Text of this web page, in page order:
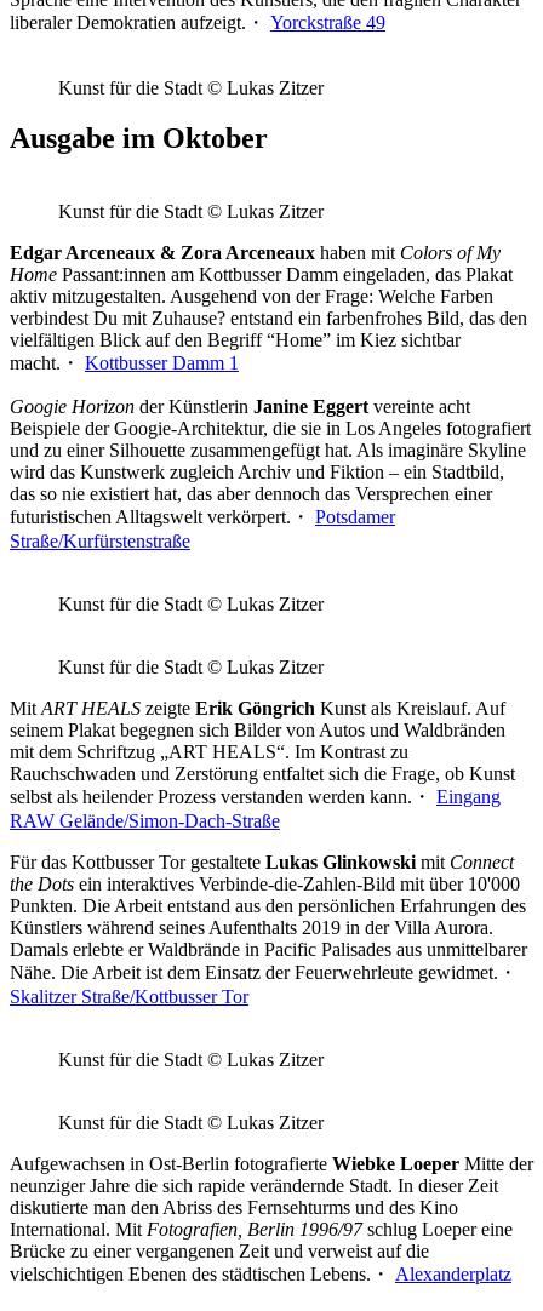
liberaler Demokratien aufzeigt.・ Yorckstraße 49
Kunst für die Stadt © Lukas Zitzer
Ausgabe im Oktober
Kunst für die Stadt © Lukas Zitzer
Edgar Arceneaux & Zora Arceneaux haben mit Colors of My
Home Passant:innen am Kottbusser Damm eingeladen, das Plakat
aktiv mitzugestalten. Ausgehend von der Frage: Welche Farben
verbindest Du mit Zuhause? entstand ein farbenfrohes Bild, das den
vielfältigen Blick auf den Begriff “Home” im Kiez sichtbar
macht.・ Kottbusser Damm 1
Googie Horizon der Künstlerin Janine Eggert vereinte acht
Beispiele der Googie-Architektur, die sie in Los Angeles fotografiert
und zu einer Silhouette zusammengefügt hat. Als imaginäre Skyline
wird das Kunstwerk zugleich Archiv und Fiktion – ein Stadtbild,
das so nie existiert hat, das aber dennoch das Versprechen einer
futuristischen Alltagswelt verkörpert.・ Potsdamer
Straße/Kurfürstenstraße
Kunst für die Stadt © Lukas Zitzer
Kunst für die Stadt © Lukas Zitzer
Mit ART HEALS zeigte Erik Göngrich Kunst als Kreislauf. Auf
seinem Plakat begegnen sich Bilder von Autos und Waldbränden
mit dem Schriftzug „ART HEALS“. Im Kontrast zu
Rauchschwaden und Zerstörung entfaltet sich die Frage, ob Kunst
selbst als heilender Prozess verstanden werden kann.・ Eingang
RAW Gelände/Simon-Dach-Straße
Für das Kottbusser Tor gestaltete Lukas Glinkowski mit Connect
the Dots ein interaktives Verbinde-die-Zahlen-Bild mit über 10'000
Punkten. Die Arbeit entstand aus den persönlichen Erfahrungen des
Künstlers während seines Aufenthalts 2019 in der Villa Aurora.
Damals erlebte er Waldbrände in Pacific Palisades aus unmittelbarer
Nähe. Die Arbeit ist dem Einsatz der Feuerwehrleute gewidmet.・
Skalitzer Straße/Kottbusser Tor
Kunst für die Stadt © Lukas Zitzer
Kunst für die Stadt © Lukas Zitzer
Aufgewachsen in Ost-Berlin fotografierte Wiebke Loeper Mitte der
neunziger Jahre die sich rapide verändernde Stadt. In dieser Zeit
diskutierte man den Abriss des Fernsehturms und des Kino
International. Mit Fotografien, Berlin 1996/97schlug Loeper eine
Brücke zu einer vergangenen Zeit und verweist auf die
vielschichtigen Ebenen des städtischen Lebens.・ Alexanderplatz